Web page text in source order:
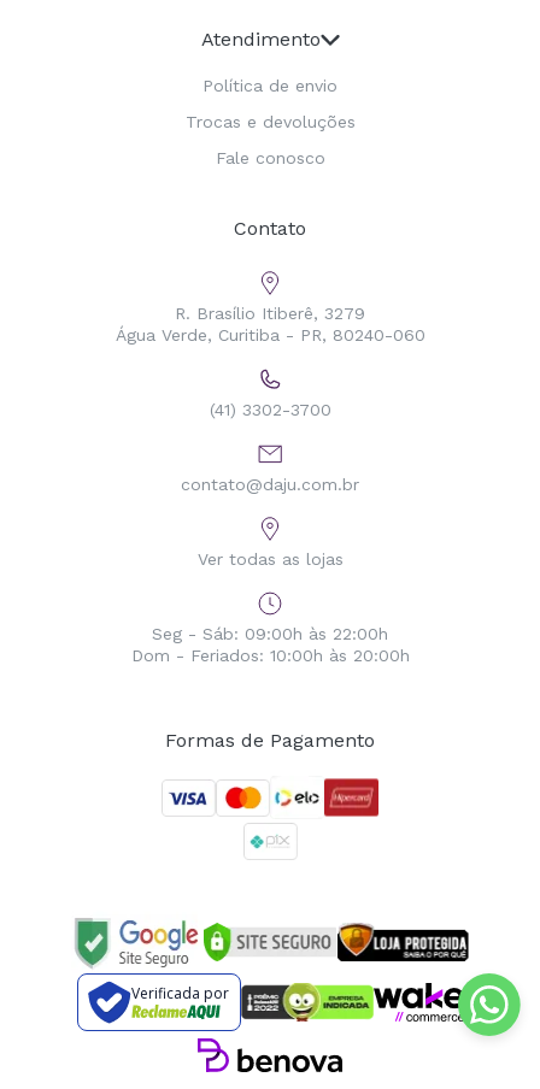
Atendimento
Política de envio
Trocas e devoluções
Fale conosco
Contato
R. Brasílio Itiberê, 3279
Água Verde, Curitiba - PR, 80240-060
(41) 3302-3700
contato@daju.com.br
Ver todas as lojas
Seg - Sáb: 09:00h às 22:00h
Dom - Feriados: 10:00h às 20:00h
Formas de Pagamento
Verificada por